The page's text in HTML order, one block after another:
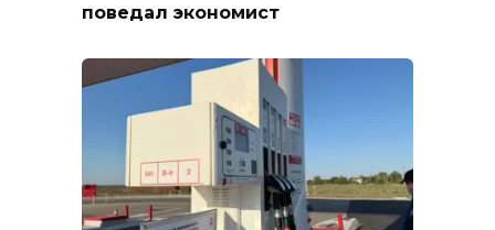
поведал экономист